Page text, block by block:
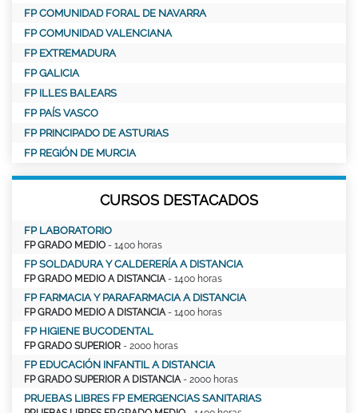
FP COMUNIDAD FORAL DE NAVARRA
FP COMUNIDAD VALENCIANA
FP EXTREMADURA
FP GALICIA
FP ILLES BALEARS
FP PAÍS VASCO
FP PRINCIPADO DE ASTURIAS
FP REGIÓN DE MURCIA
CURSOS DESTACADOS
FP LABORATORIO
FP GRADO MEDIO - 1400 horas
FP SOLDADURA Y CALDERERÍA A DISTANCIA
FP GRADO MEDIO A DISTANCIA - 1400 horas
FP FARMACIA Y PARAFARMACIA A DISTANCIA
FP GRADO MEDIO A DISTANCIA - 1400 horas
FP HIGIENE BUCODENTAL
FP GRADO SUPERIOR - 2000 horas
FP EDUCACIÓN INFANTIL A DISTANCIA
FP GRADO SUPERIOR A DISTANCIA - 2000 horas
PRUEBAS LIBRES FP EMERGENCIAS SANITARIAS